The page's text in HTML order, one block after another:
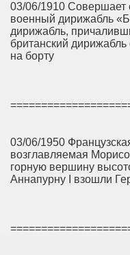
03/06/1910 Совершает
военный дирижабль
дирижабль,
британский
на борту
03/06/1950
возглавляемая
горную вершину
Аннапурну I взошли